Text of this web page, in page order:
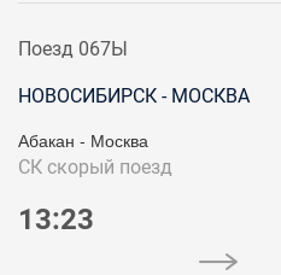
Поезд 067Ы
НОВОСИБИРСК - МОСКВА
Абакан - Москва
СК скорый поезд
13:23